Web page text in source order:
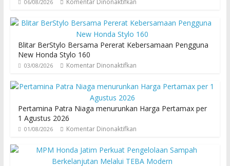
06/08/2026 Komentar Dinonaktifkan
Blitar BerStylo Bersama Pererat Kebersamaan Pengguna
New Honda Stylo 160
03/08/2026 Komentar Dinonaktifkan
Pertamina Patra Niaga menurunkan Harga Pertamax per
1 Agustus 2026
01/08/2026 Komentar Dinonaktifkan